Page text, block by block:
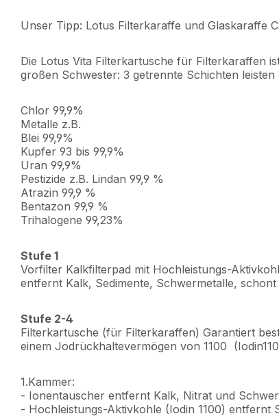
Unser Tipp: Lotus Filterkaraffe und Glaskaraffe
Die Lotus Vita Filterkartusche für Filterkaraffen
großen Schwester: 3 getrennte Schichten
Chlor 99,9%
Metalle z.B.
Blei 99,9%
Kupfer 93 bis 99,9%
Uran 99,9%
Pestizide z.B. Lindan 99,9 %
Atrazin 99,9 %
Bentazon 99,9 %
Trihalogene 99,23%
Stufe 1
Vorfilter Kalkfilterpad mit Hochleistungs-
entfernt Kalk, Sedimente, Schwermetalle,
Stufe 2-4
Filterkartusche (für Filterkaraffen) Garantiert
einem Jodrückhaltevermögen von 1100
1.Kammer:
- Ionentauscher entfernt Kalk, Nitrat und
- Hochleistungs-Aktivkohle (Iodin 1100) entfernt